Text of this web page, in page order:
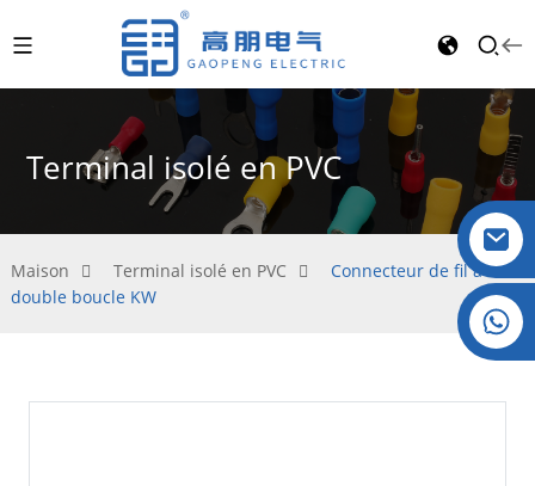
Terminal isolé en PVC
Maison Terminal isolé en PVC
Connecteur de fil à
double boucle KW